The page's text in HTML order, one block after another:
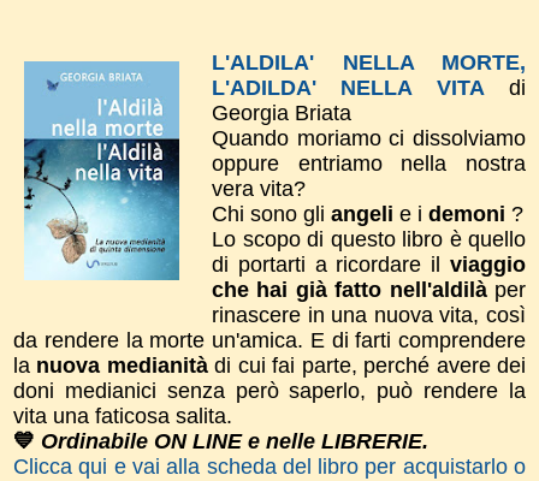
L'ALDILA' NELLA MORTE,
L'ADILDA' NELLA VITA di
Georgia Briata
Quando moriamo ci dissolviamo
oppure entriamo nella nostra
vera vita?
Chi sono gli angeli e i demoni ?
Lo scopo di questo libro è quello
di portarti a ricordare il viaggio
che hai già fatto nell'aldilà per
rinascere in una nuova vita, così
da rendere la morte un'amica. E di farti comprendere
la nuova medianitàdi cui fai parte, perché avere dei
doni medianici senza però saperlo, può rendere la
vita una faticosa salita.
💙 Ordinabile ON LINE e nelle LIBRERIE.
Clicca qui e vai alla scheda del libro per acquistarlo o